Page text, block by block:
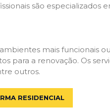
são
mais funcionais
para a renovação. Os
outros.
RESIDENCIAL